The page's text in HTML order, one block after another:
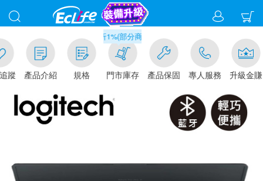
蹤 產品介紹 規格
滿千元門市取貨現折1%(部分商品不適用)-請點我看
門市庫存 產品保固 專人服務 升級金賺